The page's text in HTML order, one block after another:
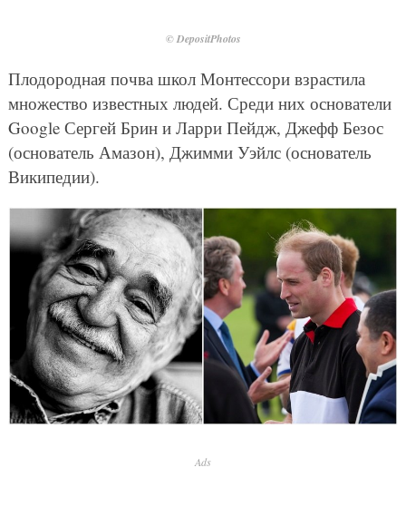
© DepositPhotos
Плодородная почва школ Монтессори взрастила
множество известных людей. Среди них основатели
Google Сергей Брин и Ларри Пейдж, Джефф Безос
(основатель Амазон), Джимми Уэйлс (основатель
Википедии).
Ads